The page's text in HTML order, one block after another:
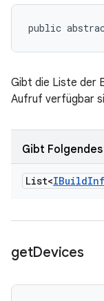
public
Gibt die Liste der
Aufruf verfügbar
Gibt
List<IBuild
getDevices